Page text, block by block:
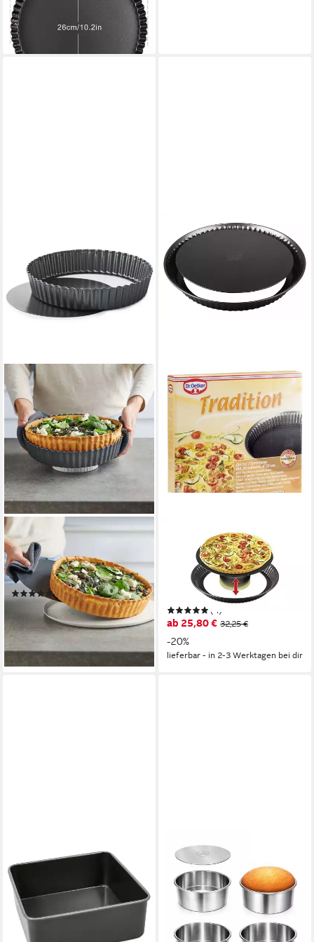
Tortenboden Tarteform 28cm
39,95 €
lieferbar - in 6-7 Werktagen bei dir
BETTY BOSSI
Backform Hebeboden Ø 24-
28cm Antihaft hitzebeständig
bis 230°C
(1)
29,95 €
lieferbar - in 2-3 Werktagen bei dir
DR. OETKER KÜCHENHELFER
Quicheform Dr. Oetker
Quicheform Tarteform
Obstform Backform 28cm
Hebeboden
(4)
ab 25,80 € 32,25 €
-20%
lieferbar - in 2-3 Werktagen bei dir